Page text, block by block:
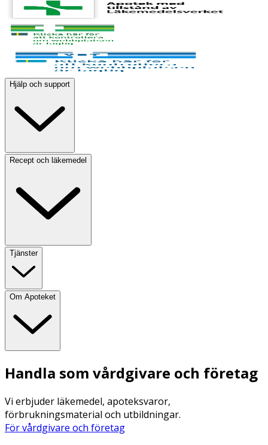
Hjälp och support
Recept och läkemedel
Tjänster
Om Apoteket
Handla som vårdgivare och företag
Vi erbjuder läkemedel, apoteksvaror,
förbrukningsmaterial och utbildningar.
För vårdgivare och företag